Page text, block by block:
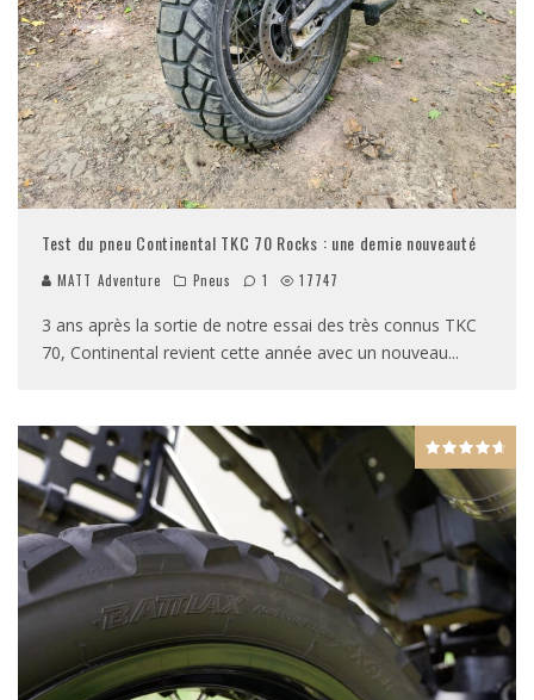
Test du pneu Continental TKC 70 Rocks : une demie nouveauté
MATT Adventure Pneus 1 17747
3 ans après la sortie de notre essai des très connus TKC
70, Continental revient cette année avec un nouveau...